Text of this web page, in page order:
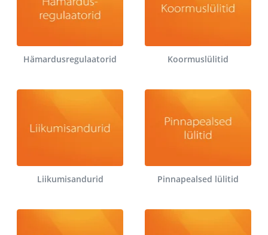
Hämardusregulaatorid Koormuslülitid
Liikumisandurid Pinnapealsed lülitid